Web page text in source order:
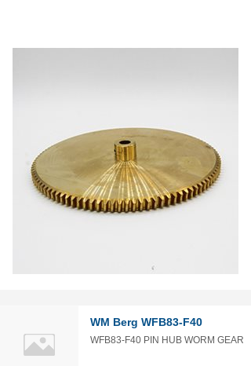
WM Berg WFB83-F40
WFB83-F40 PIN HUB WORM GEAR